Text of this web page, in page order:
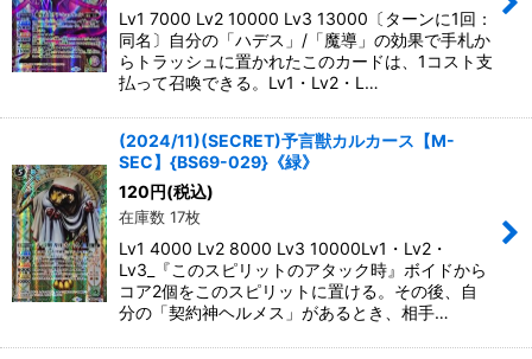
Lv1 7000 Lv2 10000 Lv3 13000〔ターンに1回：
同名〕自分の「ハデス」/「魔導」の効果で手札か
らトラッシュに置かれたこのカードは、1コスト支
払って召喚できる。Lv1・Lv2・L…
(2024/11)(SECRET)予言獣カルカース【M-
SEC】{BS69-029}《緑》
120 円(税込)
在庫数 17枚
Lv1 4000 Lv2 8000 Lv3 10000Lv1・Lv2・
Lv3_『このスピリットのアタック時』ボイドから
コア2個をこのスピリットに置ける。その後、自
分の「契約神ヘルメス」があるとき、相手…